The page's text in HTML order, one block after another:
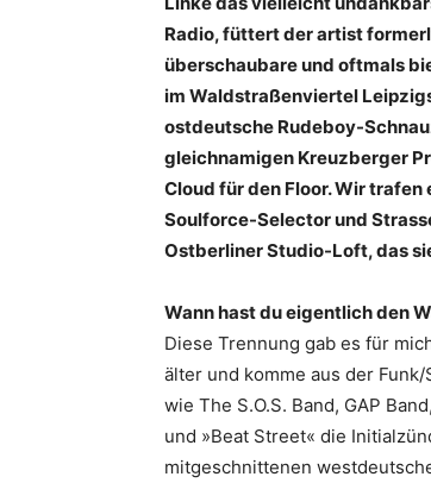
Radio, füttert der artist
überschaubare und oftmals
im Waldstraßenviertel
ostdeutsche Rudeboy-
gleichnamigen Kreuzberger
Cloud für den Floor. Wir
Soulforce-Selector und
Ostberliner Studio-Loft, das
Wann hast du eigentlich den
Diese Trennung gab es für
älter und komme aus der
wie The S.O.S. Band, GAP
und »Beat Street« die
mitgeschnittenen